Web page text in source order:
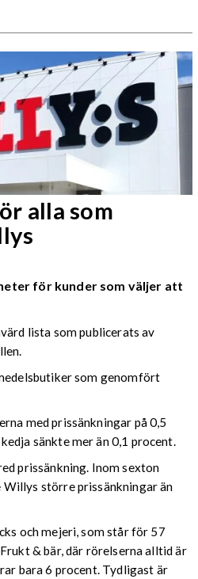
alla som
för kunder som väljer att
lista som publicerats av
som genomfört
med prissänkningar på 0,5
sänkte mer än 0,1 procent.
prissänkning. Inom sexton
större prissänkningar än
och mejeri, som står för 57
& bär, där rörelserna alltid är
bara 6 procent. Tydligast är